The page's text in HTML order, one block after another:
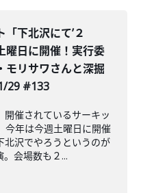
下北沢にて’２
曜日に開催！実行委
モリサワさんと深掘
29 #133
開催されているサーキッ
今年は今週土曜日に開催
北沢でやろうというのが
会場数も２...